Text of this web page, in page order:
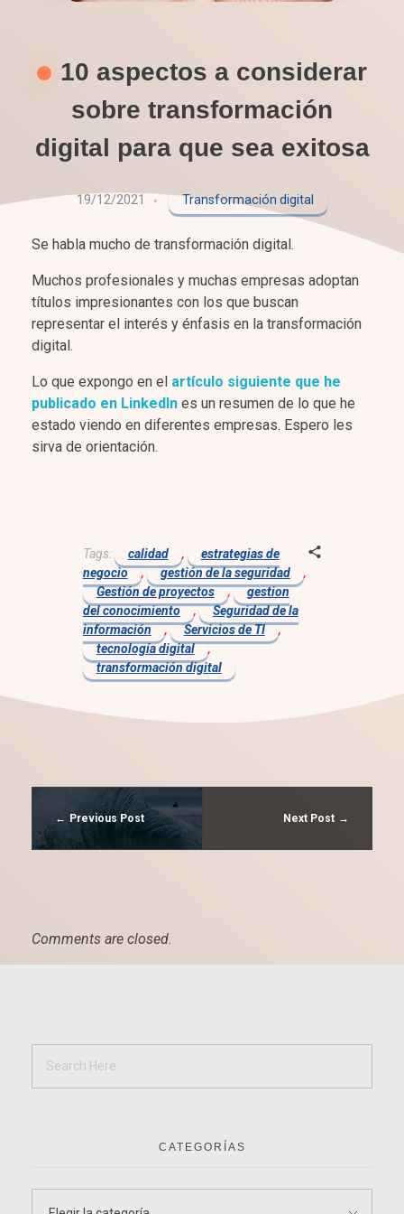
10 aspectos a considerar
sobre transformación
digital para que sea exitosa
19/12/2021 Transformación digital
Se habla mucho de transformación digital.
Muchos profesionales y muchas empresas adoptan
títulos impresionantes con los que buscan
representar el interés y énfasis en la transformación
digital.
Lo que expongo en el artículo siguiente que he
publicado en LinkedIn es un resumen de lo que he
estado viendo en diferentes empresas. Espero les
sirva de orientación.
Tags: calidad ,
estrategias de
negocio
, gestión de la seguridad
,
Gestión de proyectos
,
gestion
del conocimiento
,
Seguridad de la
información
, Servicios de TI
,
tecnología digital
,
transformación digital
Previous Post Next Post
Comments are closed.
CATEGORÍAS